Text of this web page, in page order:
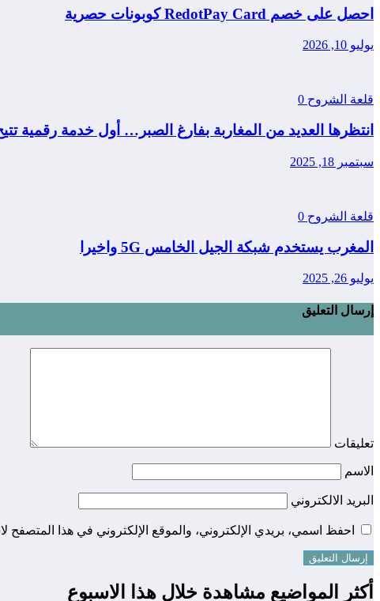
احصل على خصم RedotPay Card كوبونات حصرية
يوليو 10, 2026
قلعة الشروح 0
انتظرها العديد من المغاربة بفارغ الصبر… أول خدمة رقمية
سبتمبر 18, 2025
قلعة الشروح 0
المغرب يستخدم شبكة الجيل الخامس 5G واخيرا
يوليو 26, 2025
إرسال التعليق
تعليقات
الاسم
البريد الالكتروني
احفظ اسمي، بريدي الإلكتروني، والموقع الإلكتروني في هذا المتصفح
أكثر المواضيع مشاهدة خلال هذا الاسبوع